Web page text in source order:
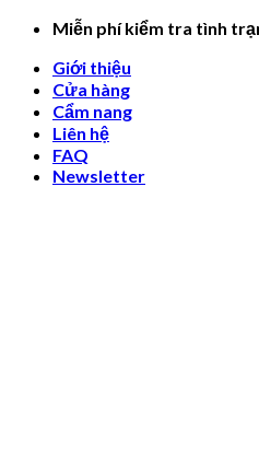
Skip
content
Miễn phí kiểm tra tình
Giới thiệu
Cửa hàng
Cẩm nang
Liên hệ
FAQ
Newsletter